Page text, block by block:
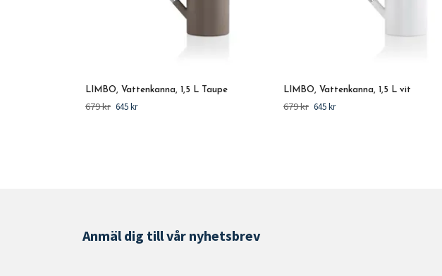
LIMBO, Vattenkanna, 1,5 L Taupe
679 kr 645 kr
LIMBO, Vattenkanna, 1,5 L vit
679 kr 645 kr
Anmäl dig till vår nyhetsbrev